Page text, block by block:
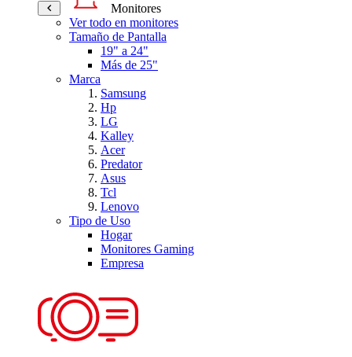
Monitores
Ver todo en monitores
Tamaño de Pantalla
19" a 24"
Más de 25"
Marca
Samsung
Hp
LG
Kalley
Acer
Predator
Asus
Tcl
Lenovo
Tipo de Uso
Hogar
Monitores Gaming
Empresa